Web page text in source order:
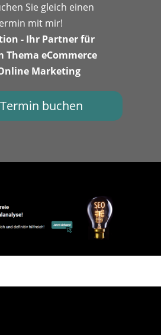
Sie gleich einen
mit mir!
- Ihr Partner für
Thema eCommerce
Marketing
buchen